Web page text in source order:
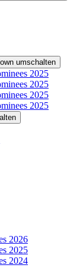
umschalten
2025
2025
2025
2025
2026
2025
2024